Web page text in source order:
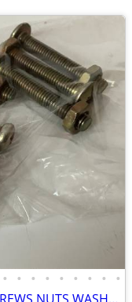
• • • • • • • • •